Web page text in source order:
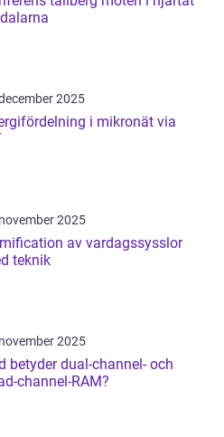
2025
i mikronät via
2025
av vardagssysslor
teknik
2025
betyder dual-channel- och
channel-RAM?